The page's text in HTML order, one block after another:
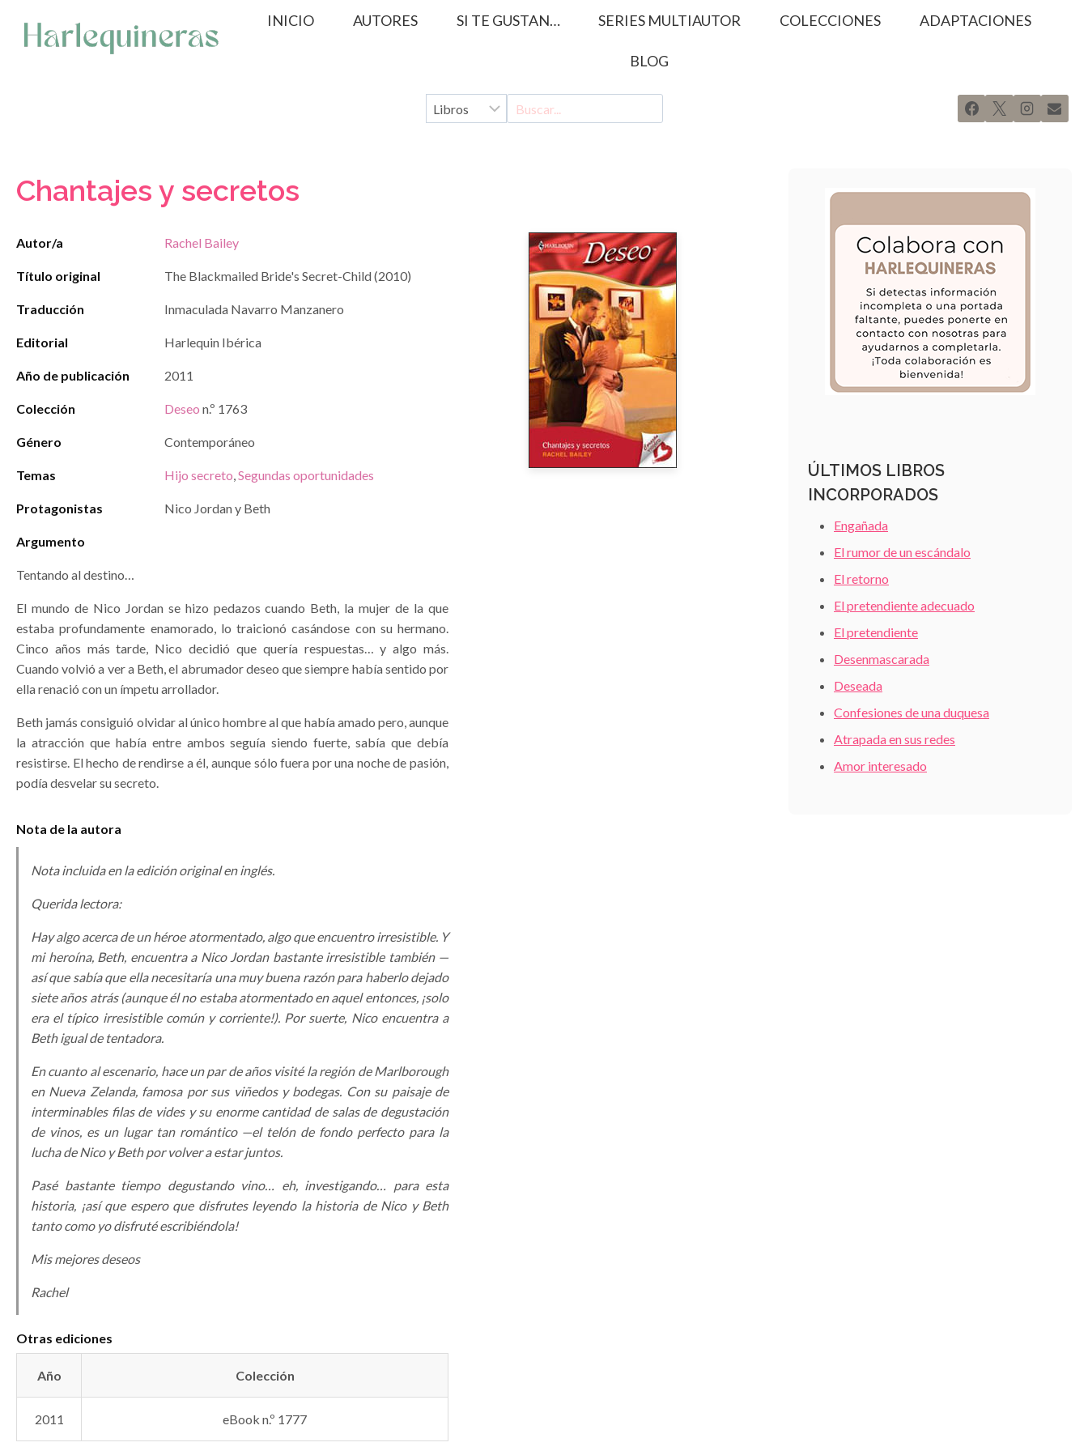
contenido
INICIO AUTORES SI TE GUSTAN… SERIES MULTIAUTOR COLECCIONES ADAPTACIONES
BLOG
Chantajes y secretos
Autor/a Rachel Bailey
Título original The Blackmailed Bride's Secret-Child (2010)
Traducción Inmaculada Navarro Manzanero
Editorial Harlequin Ibérica
Año de publicación 2011
Colección Deseo n.º 1763
Género Contemporáneo
Temas Hijo secreto,Segundas oportunidades
Protagonistas Nico Jordan y Beth
Argumento
Tentando al destino…
El mundo de Nico Jordan se hizo pedazos cuando Beth, la mujer de la que
estaba profundamente enamorado, lo traicionó casándose con su hermano.
Cinco años más tarde, Nico decidió que quería respuestas… y algo más.
Cuando volvió a ver a Beth, el abrumador deseo que siempre había sentido por
ella renació con un ímpetu arrollador.
Beth jamás consiguió olvidar al único hombre al que había amado pero, aunque
la atracción que había entre ambos seguía siendo fuerte, sabía que debía
resistirse. El hecho de rendirse a él, aunque sólo fuera por una noche de pasión,
podía desvelar su secreto.
Nota de la autora
Nota incluida en la edición original en inglés.
Querida lectora:
Hay algo acerca de un héroe atormentado, algo que encuentro irresistible. Y
mi heroína, Beth, encuentra a Nico Jordan bastante irresistible también —
así que sabía que ella necesitaría una muy buena razón para haberlo dejado
siete años atrás (aunque él no estaba atormentado en aquel entonces, ¡solo
era el típico irresistible común y corriente!). Por suerte, Nico encuentra a
Beth igual de tentadora.
En cuanto al escenario, hace un par de años visité la región de Marlborough
en Nueva Zelanda, famosa por sus viñedos y bodegas. Con su paisaje de
interminables filas de vides y su enorme cantidad de salas de degustación
de vinos, es un lugar tan romántico —el telón de fondo perfecto para la
lucha de Nico y Beth por volver a estar juntos.
Pasé bastante tiempo degustando vino… eh, investigando… para esta
historia, ¡así que espero que disfrutes leyendo la historia de Nico y Beth
tanto como yo disfruté escribiéndola!
Mis mejores deseos
Rachel
Otras ediciones
Año Colección
2011 eBook n.º 1777
ÚLTIMOS LIBROS
INCORPORADOS
Engañada
El rumor de un escándalo
El retorno
El pretendiente adecuado
El pretendiente
Desenmascarada
Deseada
Confesiones de una duquesa
Atrapada en sus redes
Amor interesado